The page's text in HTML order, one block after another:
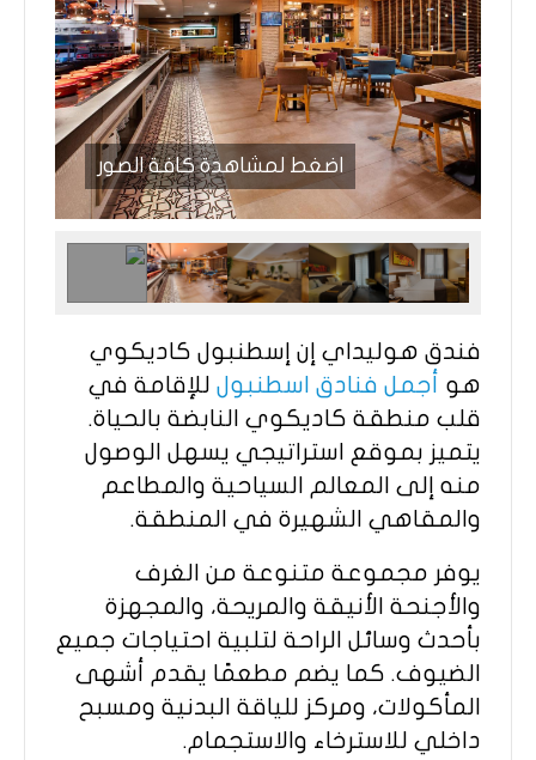
اضغط لمشاهدة كافة الصور
فندق هوليداي إن إسطنبول كاديكوي
هو
أجمل فنادق اسطنبول للإقامة في
قلب منطقة كاديكوي النابضة بالحياة.
يتميز بموقع استراتيجي يسهل الوصول
منه إلى المعالم السياحية والمطاعم
والمقاهي الشهيرة في المنطقة.
يوفر مجموعة متنوعة من الغرف
والأجنحة الأنيقة والمريحة، والمجهزة
بأحدث وسائل الراحة لتلبية احتياجات جميع
الضيوف. كما يضم مطعمًا يقدم أشهى
المأكولات، ومركز للياقة البدنية ومسبح
داخلي للاسترخاء والاستجمام.